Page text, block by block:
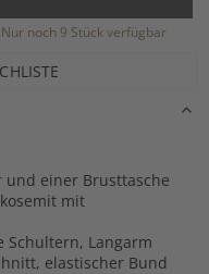
noch 9 Stück verfügbar
einer Brusttasche
mit
Schultern, Langarm
elastischer Bund